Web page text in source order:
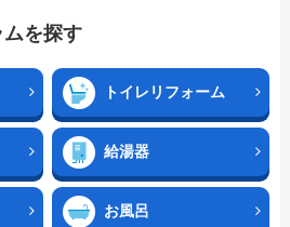
を探す
トイレリフォーム
給湯器
お風呂